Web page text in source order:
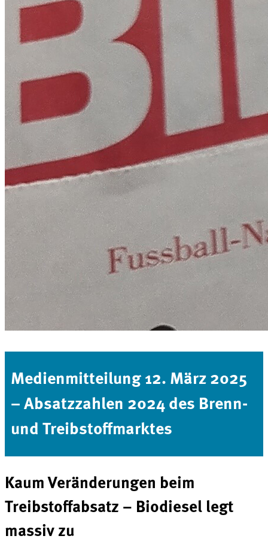
Medienmitteilung 12. März 2025
– Absatzzahlen 2024 des Brenn-
und Treibstoffmarktes
Kaum Veränderungen beim
Treibstoffabsatz – Biodiesel legt
massiv zu